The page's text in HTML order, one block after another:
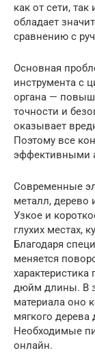
как от сети, так
обладает
сравнению с
Основная
инструмента с
органа —
точности и
оказывает
Поэтому все
эффективными
Современные
металл, дерево
Узкое и
глухих местах,
Благодаря
меняется
дюйм длины. В
материала оно
мягкого
Необходимые
онлайн.